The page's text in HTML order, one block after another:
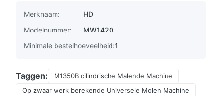
Merknaam:
HD
Modelnummer:
MW1420
Minimale bestelhoeveelheid:1
Taggen:
M1350B cilindrische Malende Machine
Op zwaar werk berekende Universele Molen Machine